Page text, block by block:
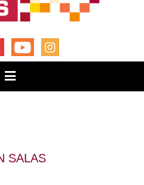
YOUTUBEINSTAGRAM
SALAS